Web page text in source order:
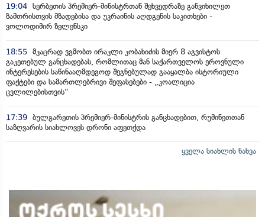
19:04 სერბეთის პრემიერ-მინისტრთან შეხვედრაზე განვიხილეთ
ზამთრისთვის მზადებისა და უკრაინის აღდგენის საკითხები -
ვოლოდიმირ ზელენსკი
18:55 მკაცრად ვგმობთ ირაკლი კობახიძის მიერ 8 აგვისტოს
გაკეთებულ განცხადებას, რომლითაც მან საქართველოს ეროვნული
ინტერესების საწინააღმდეგოდ შეგნებულად გააყალბა ისტორიული
ფაქტები და სამართლებრივი შეფასებები - „კოალიცია
ცვლილებისთვის“
17:39 ბულგარეთის პრემიერ-მინისტრის განცხადებით, რუმინეთთან
საზღვარის სიახლოვეს დრონი აფეთქდა
ყველა სიახლის ნახვა